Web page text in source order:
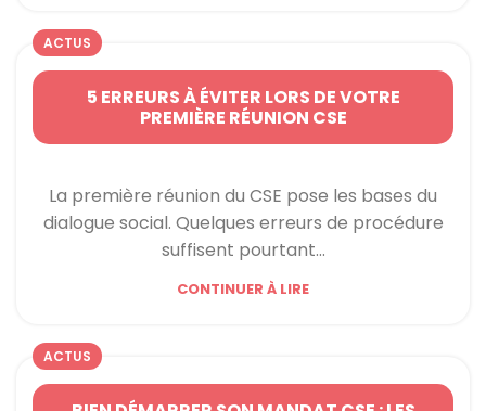
ACTUS
5 ERREURS À ÉVITER LORS DE VOTRE
PREMIÈRE RÉUNION CSE
La première réunion du CSE pose les bases du
dialogue social. Quelques erreurs de procédure
suffisent pourtant...
CONTINUER À LIRE
ACTUS